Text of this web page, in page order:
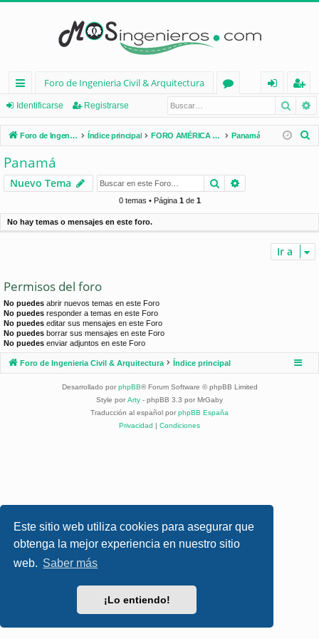
Este sitio web utiliza cookies para asegurar que
obtenga la mejor experiencia en nuestro sitio
web. Saber más
¡Lo entiendo!
nl
ac
es
rá
pi
d
Foro de Ingenieria Civil & Arquitectura
os
nt
ifi
e
eg
ist
ra
Identificarse Registrarse
Foro de Ingenieria Civil & Arquitectura Índice principal FORO AMÉRICA LATINA Panamá
r
Panamá
Nuevo Tema Buscar
0 temas • Página 1de 1
No hay temas o mensajes en este foro.
Ir a
Permisos del foro
No puedes abrir nuevos temas en este Foro
No puedes responder a temas en este Foro
No puedes editar sus mensajes en este Foro
No puedes borrar sus mensajes en este Foro
No puedes enviar adjuntos en este Foro
Foro de Ingenieria Civil & Arquitectura Índice principal
Desarrollado por phpBB® Forum Software © phpBB Limited
Style por Arty - phpBB 3.3 por MrGaby
Traducción al español por phpBB España
Privacidad | Condiciones